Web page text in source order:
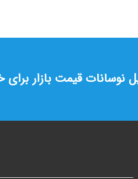
نوسانات قیمت بازار